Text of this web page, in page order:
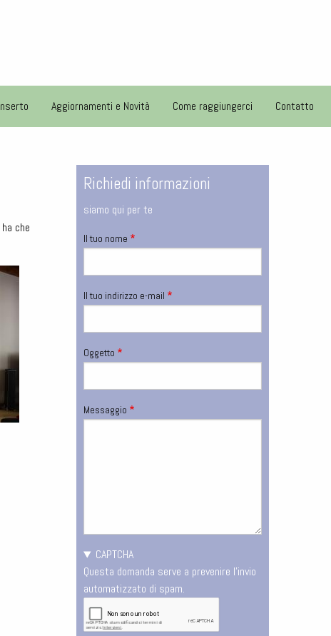
Aggiornamenti e Novità Come raggiungerci Contatto
che
Richiedi informazioni
siamo qui per te
Il tuo nome
Il tuo indirizzo e-mail
Oggetto
Pagina
Messaggio
CAPTCHA
Questa domanda serve a prevenire l'invio
automatizzato di spam.